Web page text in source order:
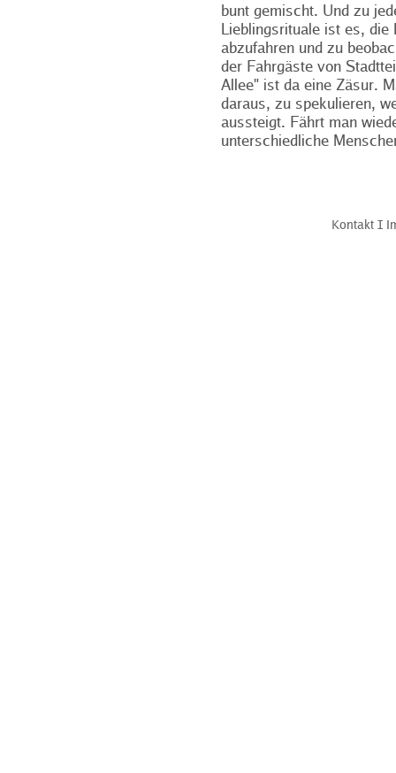
bunt gemischt. Und zu
Lieblingsrituale ist es, die
abzufahren und zu
der Fahrgäste von
Allee" ist da eine Zäsur.
daraus, zu spekulieren,
aussteigt. Fährt man
unterschiedliche
Kontakt Ι